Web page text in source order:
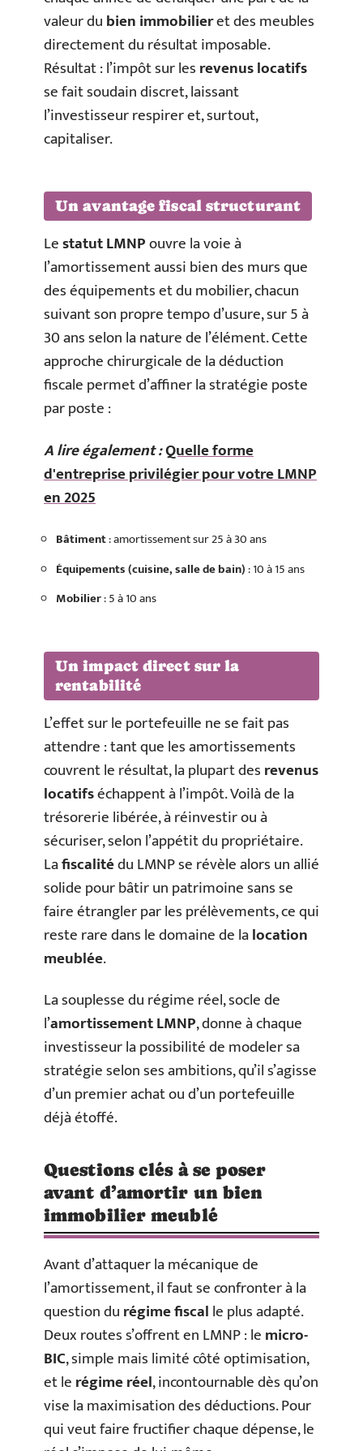
valeur dubien immobilieret des meubles
directement du résultat imposable.
Résultat : l’impôt sur lesrevenus locatifs
se fait soudain discret, laissant
l’investisseur respirer et, surtout,
capitaliser.
Un avantage fiscal structurant
Lestatut LMNPouvre la voie à
l’amortissement aussi bien des murs que
des équipements et du mobilier, chacun
suivant son propre tempo d’usure, sur 5 à
30 ans selon la nature de l’élément. Cette
approche chirurgicale de la déduction
fiscale permet d’affiner la stratégie poste
par poste :
A lire également :Quelle forme
d'entreprise privilégier pour votre LMNP
en 2025
Bâtiment: amortissement sur 25 à 30 ans
Équipements (cuisine, salle de bain): 10 à 15 ans
Mobilier: 5 à 10 ans
Un impact direct sur la
rentabilité
L’effet sur le portefeuille ne se fait pas
attendre : tant que les amortissements
couvrent le résultat, la plupart desrevenus
locatifséchappent à l’impôt. Voilà de la
trésorerie libérée, à réinvestir ou à
sécuriser, selon l’appétit du propriétaire.
Lafiscalitédu LMNP se révèle alors un allié
solide pour bâtir un patrimoine sans se
faire étrangler par les prélèvements, ce qui
reste rare dans le domaine de lalocation
meublée.
La souplesse du régime réel, socle de
l’amortissement LMNP, donne à chaque
investisseur la possibilité de modeler sa
stratégie selon ses ambitions, qu’il s’agisse
d’un premier achat ou d’un portefeuille
déjà étoffé.
Questions clés à se poser
avant d’amortir un bien
immobilier meublé
Avant d’attaquer la mécanique de
l’amortissement, il faut se confronter à la
question durégime fiscalle plus adapté.
Deux routes s’offrent en LMNP : lemicro-
BIC, simple mais limité côté optimisation,
et lerégime réel, incontournable dès qu’on
vise la maximisation des déductions. Pour
qui veut faire fructifier chaque dépense, le